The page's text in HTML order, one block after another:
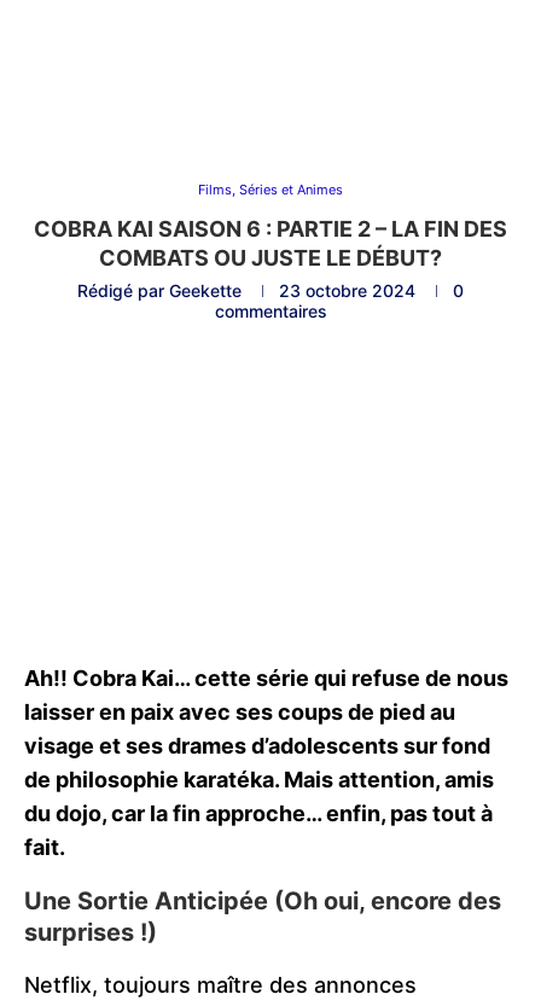
Films, Séries et Animes
COBRA KAI SAISON 6 : PARTIE 2 – LA FIN DES
COMBATS OU JUSTE LE DÉBUT?
Rédigé par Geekette 23 octobre 2024
0
commentaires
Ah!! Cobra Kai… cette série qui refuse de nous
laisser en paix avec ses coups de pied au
visage et ses drames d’adolescents sur fond
de philosophie karatéka. Mais attention, amis
du dojo, car la fin approche… enfin, pas tout à
fait.
Une Sortie Anticipée (Oh oui, encore des
surprises !)
Netflix, toujours maître des annonces